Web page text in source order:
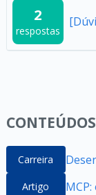
2
respostas
Carreira
Artigo